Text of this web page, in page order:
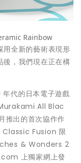
Rainbow
用全新的藝術表現形
後，我們現在正在構
代的日本電子遊戲
All Blac
推出的首次協作作
Classic Fusion 限
& Wonders 2
上獨家網上發